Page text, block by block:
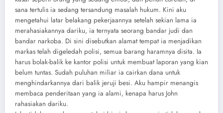
sana tertulis ia sedang tersandung masalah hukum. Kini aku
mengetahui latar belakang pekerjaannya setelah sekian lama ia
merahasiakannya dariku, ia ternyata seorang bandar judi dan
bandar narkoba. Di sini disebutkan alamat tempat ia menjadikan
markas telah digeledah polisi, semua barang haramnya disita. Ia
harus bolak-balik ke kantor polisi untuk membuat laporan yang kian
belum tuntas. Sudah puluhan miliar ia cairkan dana untuk
menghindarkannya dari balik jeruji besi. Aku hampir menangis
membaca penderitaan yang ia alami, kenapa harus John
rahasiakan dariku.